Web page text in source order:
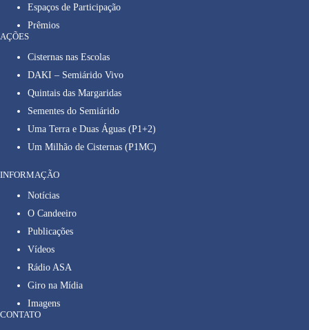
Espaços de Participação
Prêmios
AÇÕES
Cisternas nas Escolas
DAKI – Semiárido Vivo
Quintais das Margaridas
Sementes do Semiárido
Uma Terra e Duas Águas (P1+2)
Um Milhão de Cisternas (P1MC)
INFORMAÇÃO
Notícias
O Candeeiro
Publicações
Vídeos
Rádio ASA
Giro na Mídia
Imagens
CONTATO